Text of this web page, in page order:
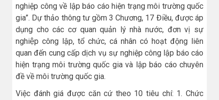
nghiệp công về lập báo cáo hiện trạng môi trường quốc
gia”. Dự thảo thông tư gồm 3 Chương, 17 Điều, được áp
dụng cho các cơ quan quản lý nhà nước, đơn vị sự
nghiệp công lập, tổ chức, cá nhân có hoạt động liên
quan đến cung cấp dịch vụ sự nghiệp công lập báo cáo
hiện trạng môi trường quốc gia và lập báo cáo chuyên
đề về môi trường quốc gia.
Việc đánh giá được căn cứ theo 10 tiêu chí: 1. Chức